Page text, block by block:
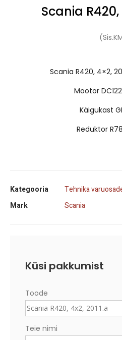
Scania R420,
Scania R420, 4×2,
Mootor
Käigukast
Reduktor
Kategooria
Tehnika
Mark
Scania
Küsi pakkumist
Toode
Teie nimi